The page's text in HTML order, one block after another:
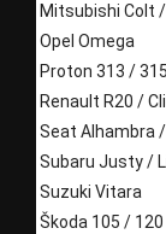
Mitsubishi Colt
Opel Omega
Proton 313 /
Renault R20 /
Seat Alhambra
Subaru Justy /
Suzuki Vitara
Škoda 105 /